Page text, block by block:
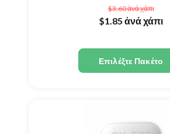
$3.60ἀνά χάπι
$1.85 ἀνά χάπι
Επιλέξτε Πακέτο